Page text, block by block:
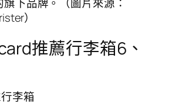
下品牌。（圖片來源：
）
推薦行李箱6、
李箱